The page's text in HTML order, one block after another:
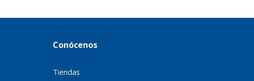
Conócenos
Tiendas